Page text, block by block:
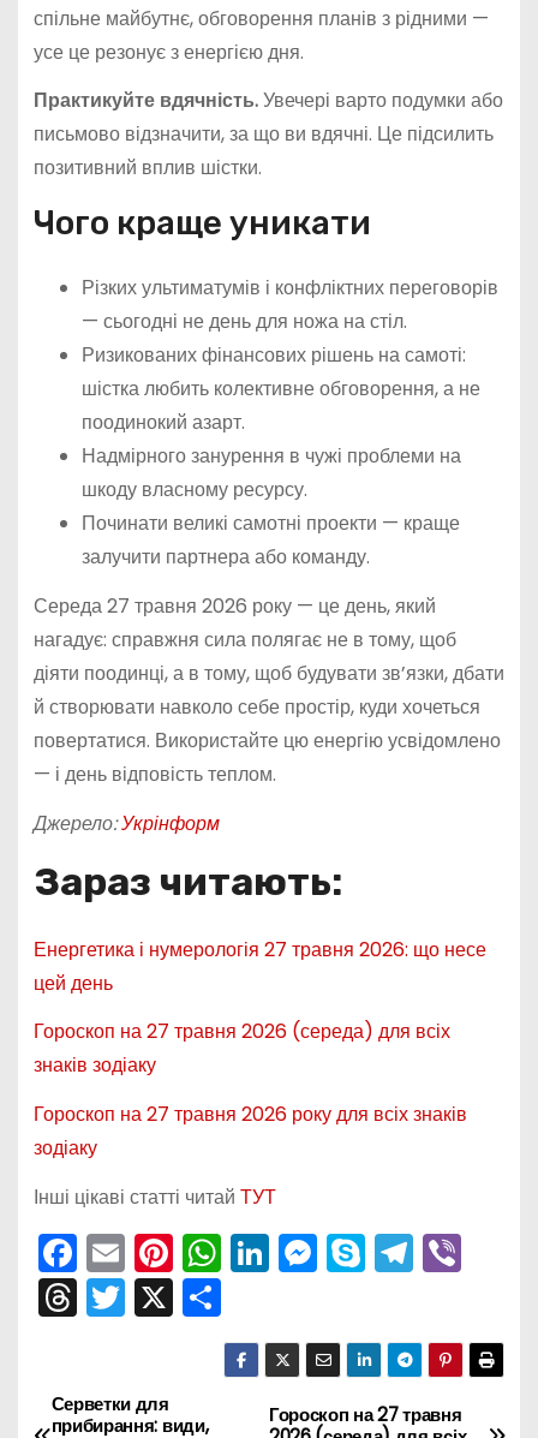
спільне майбутнє, обговорення планів з рідними —
усе це резонує з енергією дня.
Практикуйте вдячність.Увечері варто подумки або
письмово відзначити, за що ви вдячні. Це підсилить
позитивний вплив шістки.
Чого краще уникати
Різких ультиматумів і конфліктних переговорів
— сьогодні не день для ножа на стіл.
Ризикованих фінансових рішень на самоті:
шістка любить колективне обговорення, а не
поодинокий азарт.
Надмірного занурення в чужі проблеми на
шкоду власному ресурсу.
Починати великі самотні проекти — краще
залучити партнера або команду.
Середа 27 травня 2026 року — це день, який
нагадує: справжня сила полягає не в тому, щоб
діяти поодинці, а в тому, щоб будувати зв’язки, дбати
й створювати навколо себе простір, куди хочеться
повертатися. Використайте цю енергію усвідомлено
— і день відповість теплом.
Джерело:Укрінформ
Зараз читають:
Енергетика і нумерологія 27 травня 2026: що несе
цей день
Гороскоп на 27 травня 2026 (середа) для всіх
знаків зодіаку
Гороскоп на 27 травня 2026 року для всіх знаків
зодіаку
Інші цікаві статті читай ТУТ
F
a
c
b
E
m
ai
Pi
nt
er
W
h
a
ts
Li
n
k
e
dI
M
e
s
s
e
S
k
y
p
e
T
el
e
gr
a
Vi
er
T
hr
a
T
w
er
X П
о
ді
Н
Гороскоп на 27 травня
Серветки для
прибирання: види,